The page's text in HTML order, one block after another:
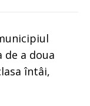
de a doua
întâi,